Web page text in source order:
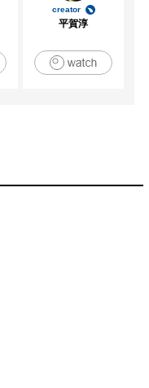
creator
平賀淳